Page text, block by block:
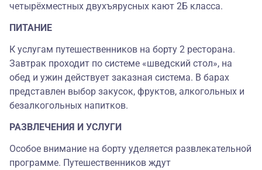
четырёхместных двухъярусных кают 2Б класса.
ПИТАНИЕ
К услугам путешественников на борту 2 ресторана.
Завтрак проходит по системе «шведский стол», на
обед и ужин действует заказная система. В барах
представлен выбор закусок, фруктов, алкогольных и
безалкогольных напитков.
РАЗВЛЕЧЕНИЯ И УСЛУГИ
Особое внимание на борту уделяется развлекательной
программе. Путешественников ждут